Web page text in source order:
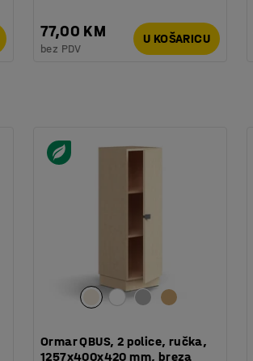
77,00 KM
bez PDV
U KOŠARICU
Ormar QBUS, 2 police, ručka,
1257x400x420 mm, breza